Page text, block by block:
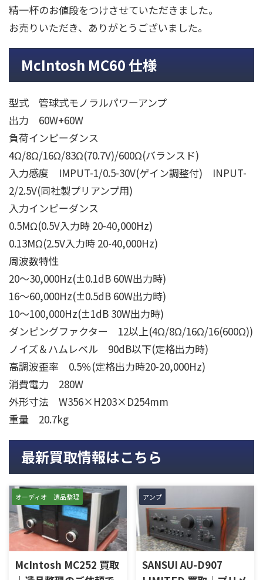
精一杯のお値段をつけさせていただきました。
お売りいただき、ありがとうございました。
McIntosh MC60 仕様
型式 管球式モノラルパワーアンプ
出力 60W+60W
負荷インピーダンス
4Ω/8Ω/16Ω/83Ω(70.7V)/600Ω(バランスド)
入力感度 IMPUT-1/0.5-30V(ゲイン調整付) INPUT-
2/2.5V(同社製プリアンプ用)
入力インピーダンス
0.5MΩ(0.5V入力時 20-40,000Hz)
0.13MΩ(2.5V入力時 20-40,000Hz)
周波数特性
20〜30,000Hz(±0.1dB 60W出力時)
16〜60,000Hz(±0.5dB 60W出力時)
10〜100,000Hz(±1dB 30W出力時)
ダンピングファクター 12以上(4Ω/8Ω/16Ω/16(600Ω))
ノイズ＆ハムレベル 90dB以下(定格出力時)
高調波歪率 0.5％(定格出力時20-20,000Hz)
消費電力 280W
外形寸法 W356×H203×D254mm
重量 20.7kg
最新買取情報はこちら
オーディオ 遺品整理
McIntosh MC252 買取
アンプ
SANSUI AU-D907